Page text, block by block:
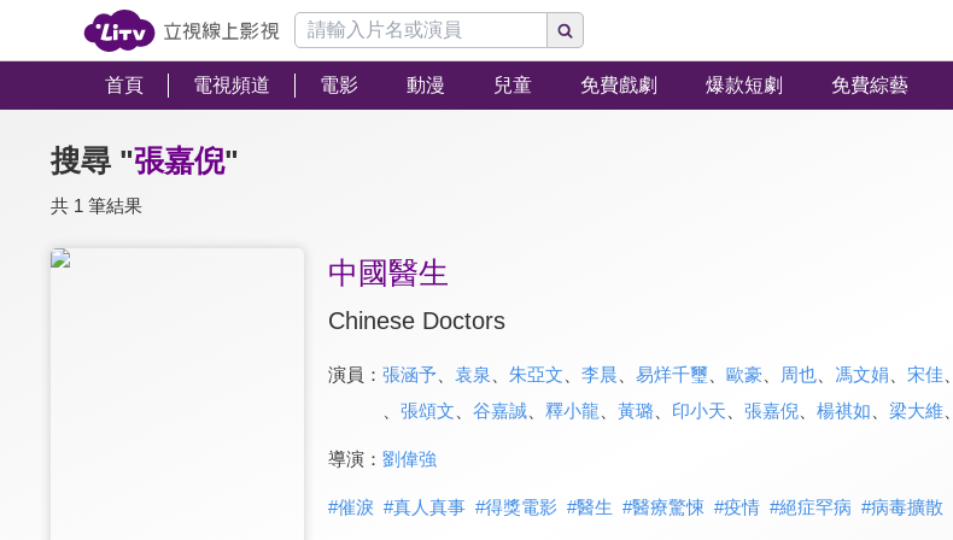
首頁 電視頻道 電影 動漫 兒童 免費戲劇 爆款短劇 免費綜藝
搜尋 "張嘉倪"
共 1 筆結果
中國醫生
Chinese Doctors
演員： 張涵予、 袁泉 朱亞文 李晨 易烊千璽、 歐豪 周也、 馮文娟 宋佳
張頌文 谷嘉誠、 釋小龍 黃璐 印小天 張嘉倪、 楊祺如 梁大維、
導演： 劉偉強
#催淚 #真人真事 #得獎電影 #醫生 #醫療驚悚 #疫情 #絕症罕病 #病毒擴散